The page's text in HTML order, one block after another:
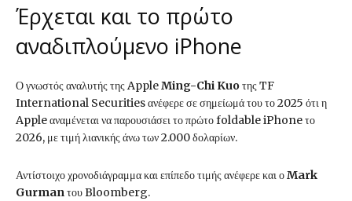
Έρχεται και το πρώτο
αναδιπλούμενο iPhone
Ο γνωστός αναλυτής της AppleMing-Chi Kuoτης TF
International Securities ανέφερε σε σημείωμά του το 2025 ότι η
Apple αναμένεται να παρουσιάσει το πρώτο foldable iPhone το
2026, με τιμή λιανικής άνω των 2.000 δολαρίων.
Αντίστοιχο χρονοδιάγραμμα και επίπεδο τιμής ανέφερε και οMark
Gurman του Bloomberg.